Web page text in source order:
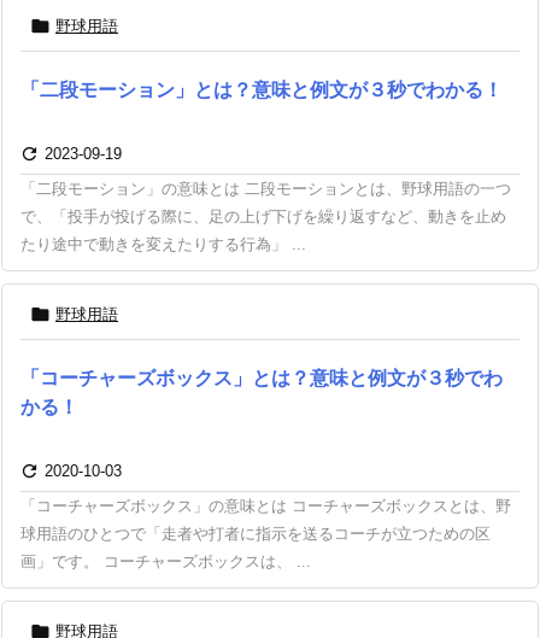
 野球用語
「二段モーション」とは？意味と例文が３秒でわかる！
 2023-09-19
「二段モーション」の意味とは 二段モーションとは、野球用語の一つ
で、「投手が投げる際に、足の上げ下げを繰り返すなど、動きを止め
たり途中で動きを変えたりする行為」 ...
 野球用語
「コーチャーズボックス」とは？意味と例文が３秒でわ
かる！
 2020-10-03
「コーチャーズボックス」の意味とは コーチャーズボックスとは、野
球用語のひとつで「走者や打者に指示を送るコーチが立つための区
画」です。 コーチャーズボックスは、 ...
 野球用語